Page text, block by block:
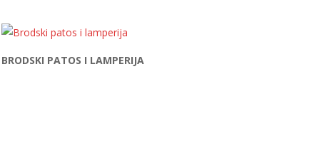
BRODSKI PATOS I LAMPERIJA